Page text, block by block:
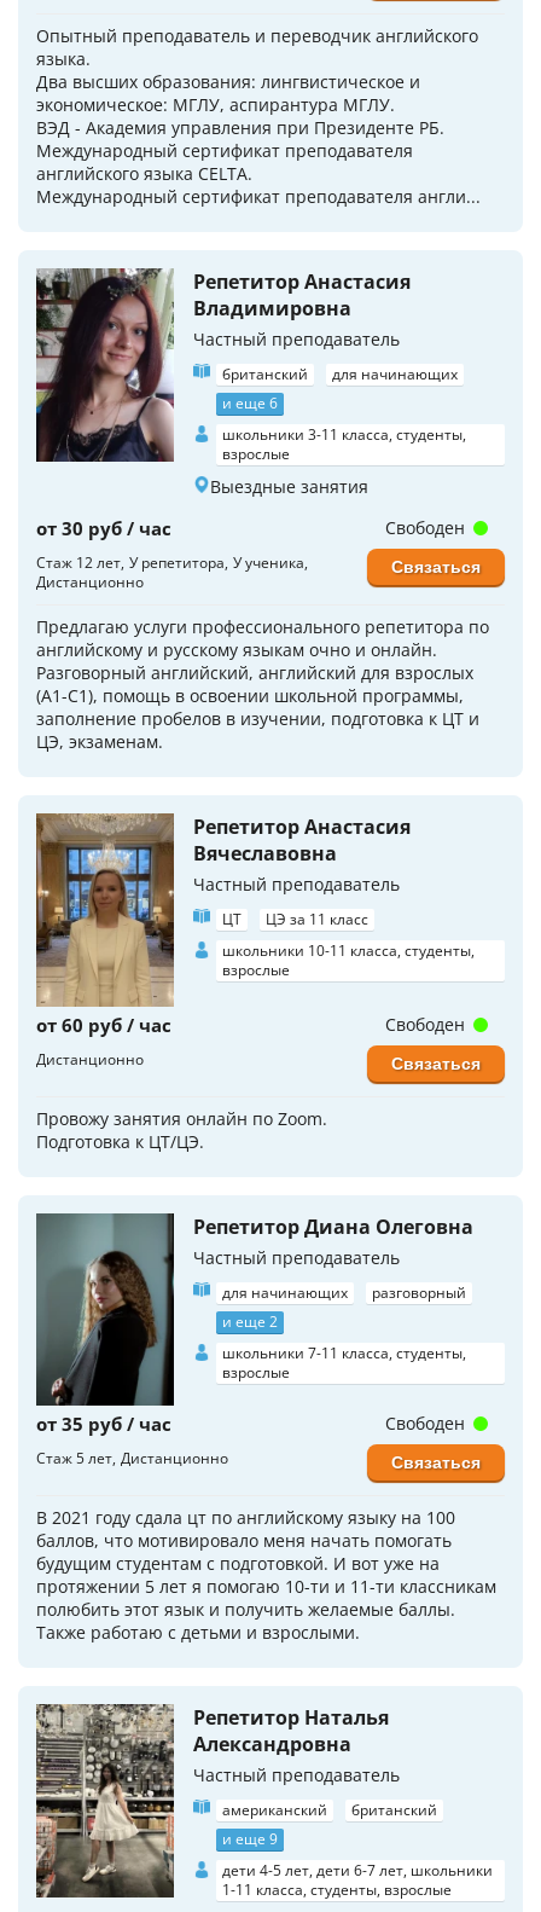
Опытный преподаватель и переводчик английского
языка.
Два высших образования: лингвистическое и
экономическое: МГЛУ, аспирантура МГЛУ.
ВЭД - Академия управления при Президенте РБ.
Международный сертификат преподавателя
английского языка CELTA.
Международный сертификат преподавателя англи...
Репетитор Анастасия
Владимировна
Частный преподаватель
британский
для начинающих
и еще 6
школьники 3-11 класса, студенты,
взрослые
Выездные занятия
от 30 руб / час
Стаж 12 лет У репетитора У ученика
Дистанционно
Предлагаю услуги профессионального репетитора по
английскому и русскому языкам очно и онлайн.
Разговорный английский, английский для взрослых
(А1-С1), помощь в освоении школьной программы,
заполнение пробелов в изучении, подготовка к ЦТ и
ЦЭ, экзаменам.
Свободен
Связаться
Репетитор Анастасия
Вячеславовна
Частный преподаватель
ЦТ
ЦЭ за 11 класс
школьники 10-11 класса, студенты,
взрослые
от 60 руб / час
Дистанционно
Провожу занятия онлайн по Zoom.
Подготовка к ЦТ/ЦЭ.
Свободен
Связаться
Репетитор Диана Олеговна
Частный преподаватель
для начинающих
разговорный
и еще 2
школьники 7-11 класса, студенты,
взрослые
от 35 руб / час
Стаж 5 лет Дистанционно
В 2021 году сдала цт по английскому языку на 100
баллов, что мотивировало меня начать помогать
будущим студентам с подготовкой. И вот уже на
протяжении 5 лет я помогаю 10-ти и 11-ти классникам
полюбить этот язык и получить желаемые баллы.
Также работаю с детьми и взрослыми.
Свободен
Связаться
Репетитор Наталья
Александровна
Частный преподаватель
американский
британский
и еще 9
дети 4-5 лет, дети 6-7 лет, школьники
1-11 класса, студенты, взрослые